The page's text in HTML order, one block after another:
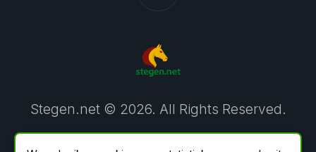
Stegen.net © 2026. All Rights Reserved.